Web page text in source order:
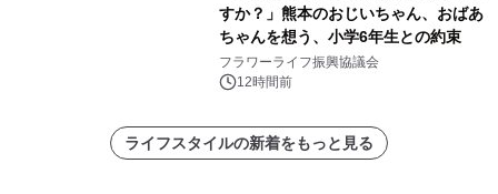
すか？」熊本のおじいちゃん、おばあ
ちゃんを想う、小学6年生との約束
フラワーライフ振興協議会
12時間前
ライフスタイルの新着をもっと見る